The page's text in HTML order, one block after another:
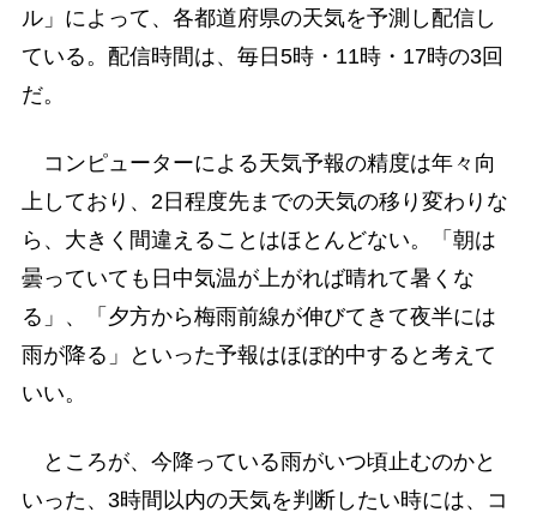
ル」によって、各都道府県の天気を予測し配信し
ている。配信時間は、毎日5時・11時・17時の3回
だ。
コンピューターによる天気予報の精度は年々向
上しており、2日程度先までの天気の移り変わりな
ら、大きく間違えることはほとんどない。「朝は
曇っていても日中気温が上がれば晴れて暑くな
る」、「夕方から梅雨前線が伸びてきて夜半には
雨が降る」といった予報はほぼ的中すると考えて
いい。
ところが、今降っている雨がいつ頃止むのかと
いった、3時間以内の天気を判断したい時には、コ